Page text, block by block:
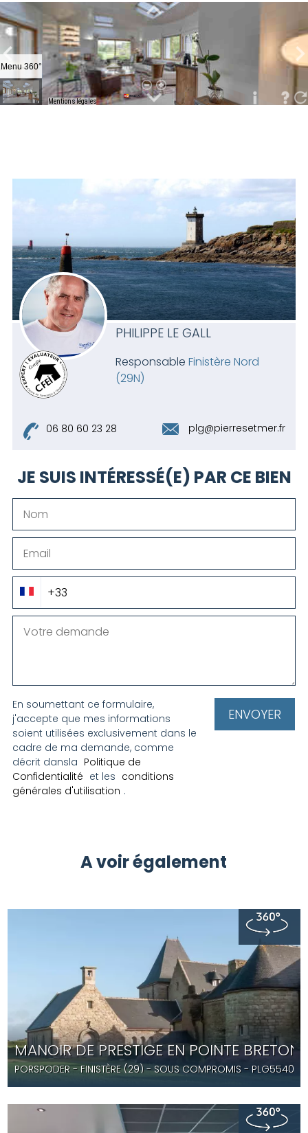
PHILIPPE LE GALL
Responsable Finistère Nord
(29N)
06 80 60 23 28 plg@pierresetmer.fr
JE SUIS INTÉRESSÉ(E) PAR CE BIEN
En soumettant ce formulaire,
j'accepte que mes informations
soient utilisées exclusivement dans le
cadre de ma demande, comme
décrit dansla Politique de
Confidentialité et les conditions
générales d'utilisation .
A voir également
MANOIR DE PRESTIGE EN POINTE
PORSPODER- FINISTÈRE (29) -SOUS COMPROMIS - PLG5540